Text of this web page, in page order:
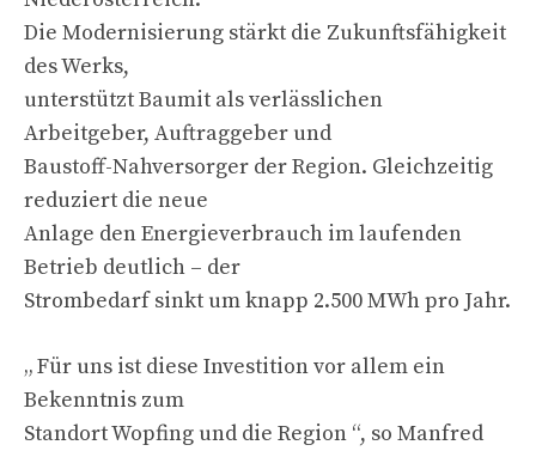
Die Modernisierung stärkt die Zukunftsfähigkeit
des Werks,
unterstützt Baumit als verlässlichen
Arbeitgeber, Auftraggeber und
Baustoff-Nahversorger der Region. Gleichzeitig
reduziert die neue
Anlage den Energieverbrauch im laufenden
Betrieb deutlich – der
Strombedarf sinkt um knapp 2.500 MWh pro Jahr.
„ Für uns ist diese Investition vor allem ein
Bekenntnis zum
Standort Wopfing und die Region “, so Manfred